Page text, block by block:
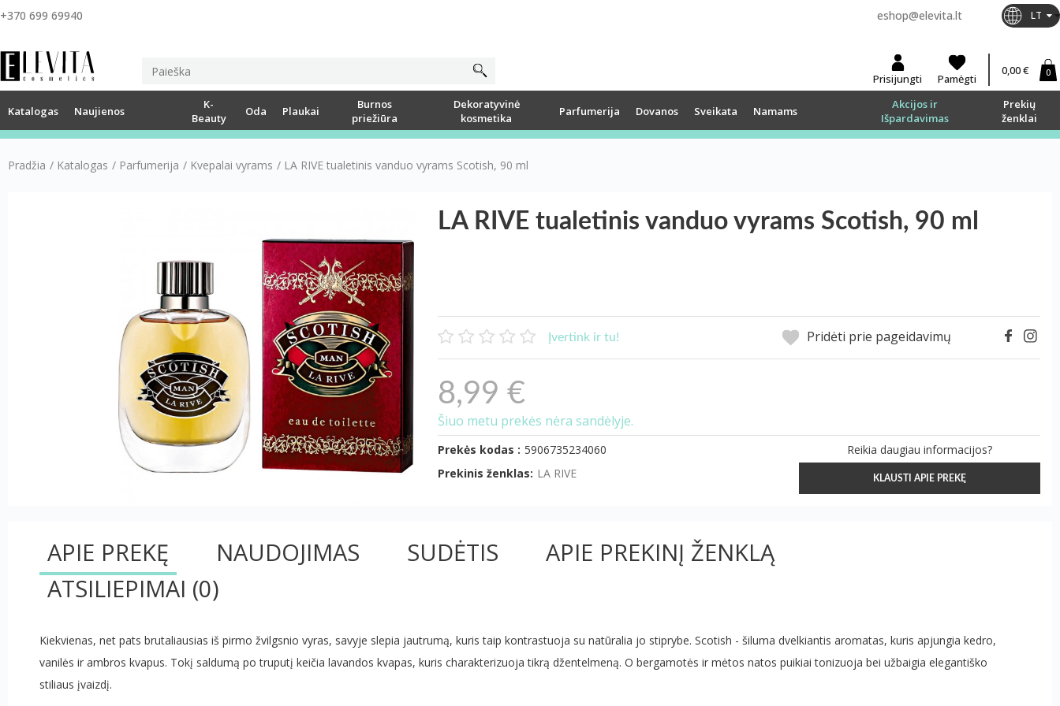
+370 699 69940 eshop@elevita.lt LT
Prisijungti Pamėgti
0,00 € 0
Katalogas Naujienos
K-
Beauty
Oda Plaukai
Burnos
priežiūra
Dekoratyvinė
kosmetika
Parfumerija Dovanos Sveikata Namams
Akcijos ir
Išpardavimas
Prekių
ženklai
Pradžia / Katalogas / Parfumerija / Kvepalai vyrams / LA RIVE tualetinis vanduo vyrams Scotish, 90 ml
LA RIVE tualetinis vanduo vyrams Scotish, 90 ml
Įvertink ir tu! Pridėti prie pageidavimų
8,99 €
Šiuo metu prekės nėra sandėlyje.
Prekės kodas : 5906735234060
Prekinis ženklas: LA RIVE
Reikia daugiau informacijos?
KLAUSTI APIE PREKĘ
APIE PREKĘ NAUDOJIMAS SUDĖTIS
APIE PREKINĮ ŽENKLĄ
ATSILIEPIMAI (0)
Kiekvienas, net pats brutaliausias iš pirmo žvilgsnio vyras, savyje slepia jautrumą, kuris taip kontrastuoja su natūralia jo stiprybe. Scotish - šiluma dvelkiantis aromatas, kuris apjungia kedro,
vanilės ir ambros kvapus. Tokį saldumą po truputį keičia lavandos kvapas, kuris charakterizuoja tikrą džentelmeną. O bergamotės ir mėtos natos puikiai tonizuoja bei užbaigia elegantiško
stiliaus įvaizdį.